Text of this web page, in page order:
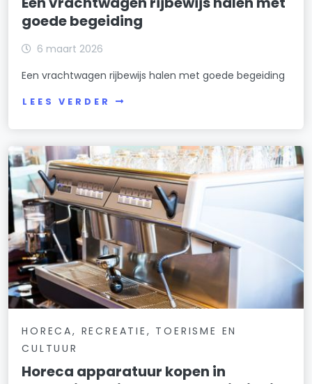
goede begeiding
6 maart 2026
Een vrachtwagen rijbewijs halen met goede begeiding
LEES VERDER
HORECA, RECREATIE, TOERISME EN
CULTUUR
Horeca apparatuur kopen in